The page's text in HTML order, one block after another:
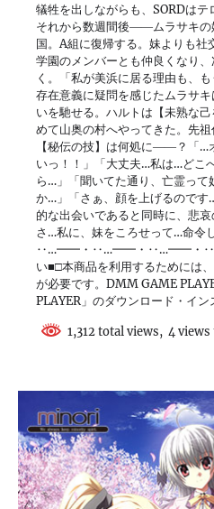
犠牲を出しながらも、SORDはテ
それから数週間後――ムラサキの
国。A組に復帰する。妹よりも社
学園のメンバーとも仲良くなり
く。「私が美浜に居る理由も、
存在意義に疑問を感じたムラサ
いを馳せる。ハルトは【未熟な
めて山奥の村へやってきた。先
【秘伝の技】は何処に――？「…
いっ！！」「大丈夫…私は…どこ
ら…」「聞いてた通り、亡霊って
か…」「さぁ、顔を上げるので
的な出会いであると同時に、悲
さ…私に、妹をころせって…命
‥…━━・‥…━━・‥…━━・
い■□本商品を利用するためには
が必要です。DMM GAME
PLAYER」のダウンロード・イン
1,312 total views, 4 views